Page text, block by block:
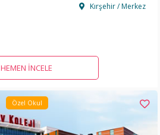
Kırşehir / Merkez
HEMEN İNCELE
Özel Okul